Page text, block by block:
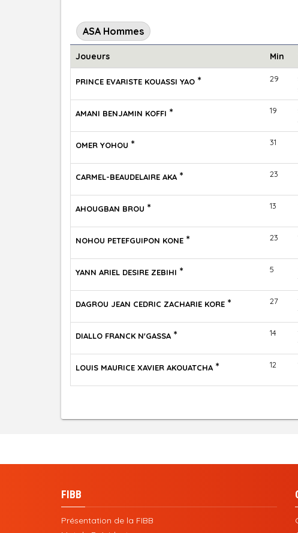
ASA Hommes
Joueurs Min
PRINCE EVARISTE KOUASSI YAO * 29
AMANI BENJAMIN KOFFI * 19
OMER YOHOU * 31
CARMEL-BEAUDELAIRE AKA * 23
AHOUGBAN BROU * 13
NOHOU PETEFGUIPON KONE * 23
YANN ARIEL DESIRE ZEBIHI * 5
DAGROU JEAN CEDRIC ZACHARIE KORE * 27
DIALLO FRANCK N'GASSA * 14
LOUIS MAURICE XAVIER AKOUATCHA * 12
FIBB
Présentation de la FIBB